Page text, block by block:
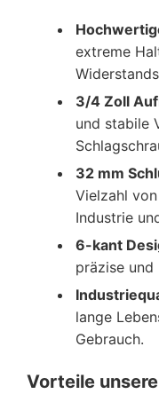
extreme
3/4 Zoll
und stabile
32 mm
Vielzahl
Industrie
6-kant
präzise
lange
Gebrauch.
Vorteile